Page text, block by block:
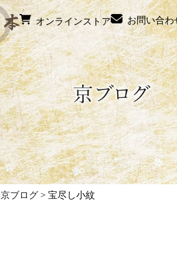
オンラインストア お問い合わ
京ブログ > 宝尽し小紋